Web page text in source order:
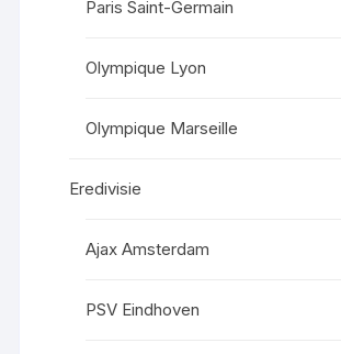
Paris Saint-Germain
Olympique Lyon
Olympique Marseille
Eredivisie
Ajax Amsterdam
PSV Eindhoven